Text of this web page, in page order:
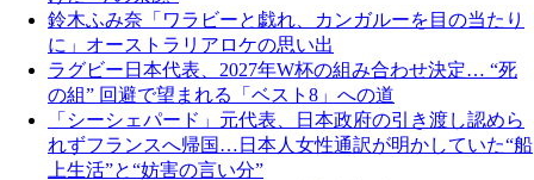
鈴木ふみ奈「ワラビーと戯れ、カンガルーを目の当たり
に」オーストラリアロケの思い出
ラグビー日本代表、2027年W杯の組み合わせ決定… “死
の組” 回避で望まれる「ベスト8」への道
「シーシェパード」元代表、日本政府の引き渡し認めら
れずフランスへ帰国…日本人女性通訳が明かしていた“船
上生活”と“妨害の言い分”